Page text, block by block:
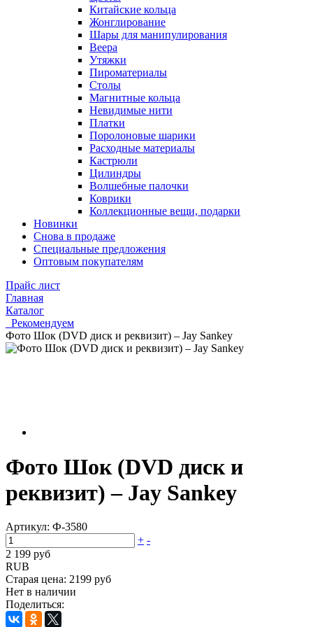
Китайские кольца
Жонглирование
Шары для манипулирования
Веера
Утяжки
Пироматериалы
Столы
Магнитные кольца
Невидимые нити
Платки
Поролоновые шарики
Расходные материалы
Кастрюли
Цилиндры
Волшебные палочки
Коврики
Коллекционные вещи, подарки
Новинки
Снова в продаже
Специальные предложения
Оптовым покупателям
Прайс лист
Главная
Каталог
_Рекомендуем
Фото Шок (DVD диск и реквизит) – Jay Sankey
Фото Шок (DVD диск и
реквизит) – Jay Sankey
Артикул: Ф-3580
+ -
2 199 руб
RUB
Старая цена: 2199 руб
Нет в наличии
Поделиться: